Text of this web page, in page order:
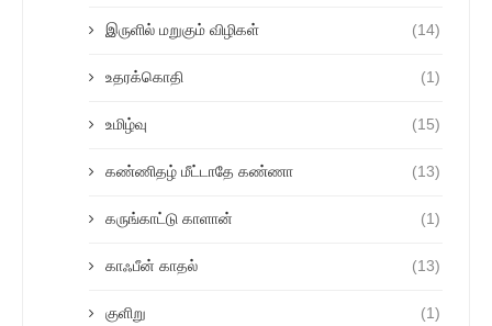
இருளில் மறுகும் விழிகள் (14)
உதரக்கொதி (1)
உமிழ்வு (15)
கண்ணிதழ் மீட்டாதே கண்ணா (13)
கருங்காட்டு காளான் (1)
காஃபீன் காதல் (13)
குளிறு (1)